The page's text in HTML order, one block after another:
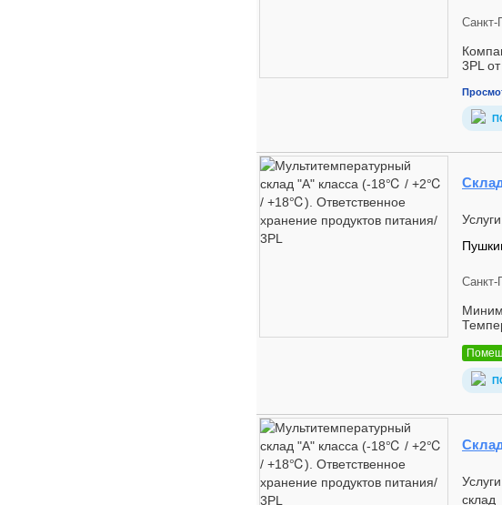
Санкт-
3PL
Санкт-
склад